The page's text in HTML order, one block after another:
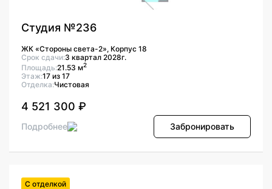
Студия №236
ЖК «Стороны света-2», Корпус 18
Срок сдачи:3 квартал 2028г.
Площадь:21.53 м2
Этаж:17 из 17
Отделка:Чистовая
4 521 300 ₽
Подробнее Забронировать
С отделкой